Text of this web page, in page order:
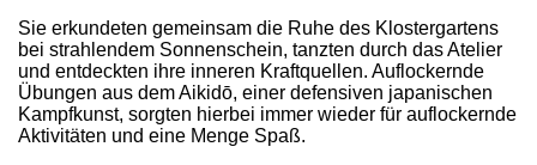
Sie erkundeten gemeinsam die Ruhe des Klostergartens
bei strahlendem Sonnenschein, tanzten durch das Atelier
und entdeckten ihre inneren Kraftquellen. Auflockernde
Übungen aus dem Aikidō, einer defensiven japanischen
Kampfkunst, sorgten hierbei immer wieder für auflockernde
Aktivitäten und eine Menge Spaß.